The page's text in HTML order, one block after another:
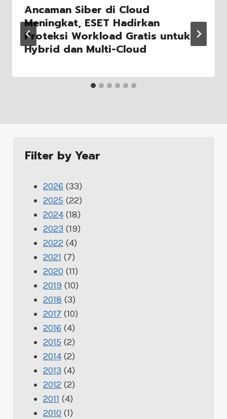
Ancaman Siber di Cloud
Meningkat, ESET Hadirkan
Proteksi Workload Gratis untuk
Hybrid dan Multi-Cloud
Filter by Year
2026 (33)
2025 (22)
2024 (18)
2023 (19)
2022 (4)
2021 (7)
2020 (11)
2019 (10)
2018 (3)
2017 (10)
2016 (4)
2015 (2)
2014 (2)
2013 (4)
2012 (2)
2011 (4)
2010 (1)